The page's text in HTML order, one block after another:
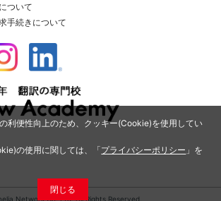
利便性向上のため、クッキー(Cookie)を使用してい
の使用に関しては、「プライバシーポリシー 」を
閉じる
ついて
手続きについて
Network Co.,Ltd. All Rights Reserved.